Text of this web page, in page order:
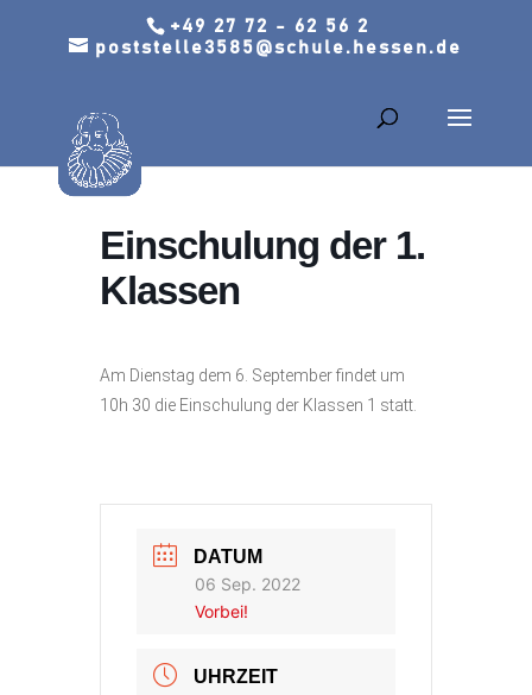
+49 27 72 - 62 56 2
poststelle3585@schule.hessen.de
Einschulung der 1.
Klassen
Am Dienstag dem 6. September findet um
10h 30 die Einschulung der Klassen 1 statt.
DATUM
06 Sep. 2022
Vorbei!
UHRZEIT